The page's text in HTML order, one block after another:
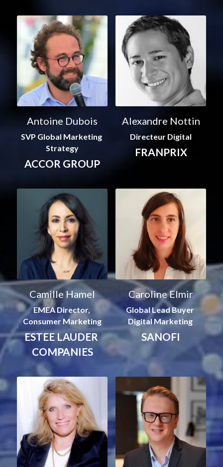
Antoine Dubois
SVP Global Marketing
Strategy
ACCOR GROUP
Alexandre Nottin
Directeur Digital
FRANPRIX
Camille Hamel
EMEA Director,
Consumer Marketing
ESTEE LAUDER
COMPANIES
Caroline Elmir
Global Lead Buyer
Digital Marketing
SANOFI